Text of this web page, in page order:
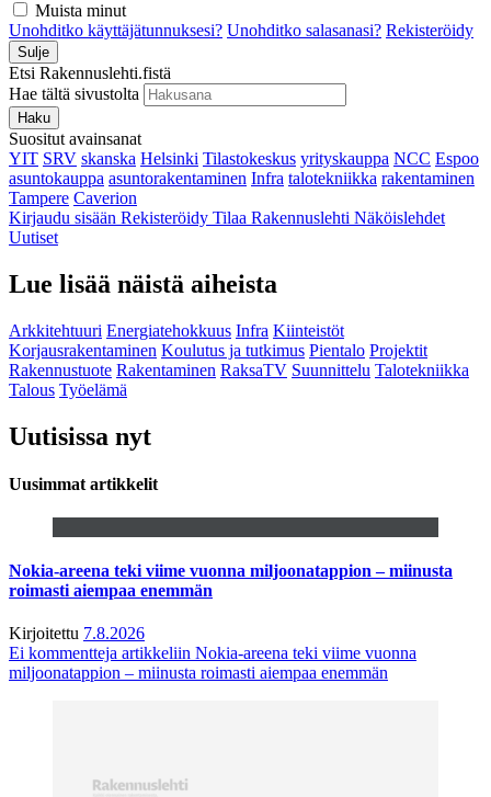
Muista minut
Unohditko käyttäjätunnuksesi? Unohditko salasanasi? Rekisteröidy
Sulje
Etsi Rakennuslehti.fistä
Hae tältä sivustolta
Haku
Suositut avainsanat
YIT SRV skanska Helsinki Tilastokeskus yrityskauppa NCC Espoo
asuntokauppa asuntorakentaminen Infra talotekniikka rakentaminen
Tampere Caverion
Kirjaudu sisään Rekisteröidy Tilaa Rakennuslehti Näköislehdet
Uutiset
Lue lisää näistä aiheista
Arkkitehtuuri Energiatehokkuus Infra Kiinteistöt
Korjausrakentaminen Koulutus ja tutkimus Pientalo Projektit
Rakennustuote Rakentaminen RaksaTV Suunnittelu Talotekniikka
Talous Työelämä
Uutisissa nyt
Uusimmat artikkelit
Nokia-areena teki viime vuonna miljoonatappion – miinusta
roimasti aiempaa enemmän
Kirjoitettu 7.8.2026
Ei kommentteja artikkeliin Nokia-areena teki viime vuonna
miljoonatappion – miinusta roimasti aiempaa enemmän